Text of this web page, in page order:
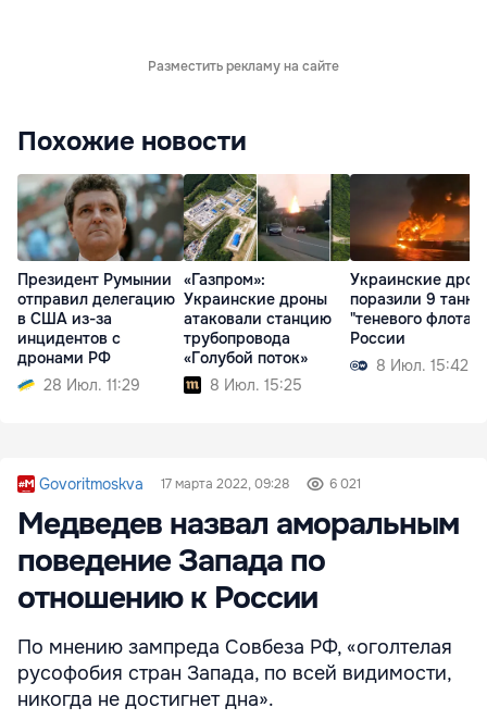
Разместить рекламу на сайте
Похожие новости
Президент Румынии
отправил делегацию
в США из-за
инцидентов с
дронами РФ
28 Июл. 11:29
«Газпром»:
Украинские дроны
атаковали станцию
трубопровода
«Голубой поток»
8 Июл. 15:25
Украинские
поразили 9
"теневого флота"
России
8 Июл. 15:42
Govoritmoskva 17 марта 2022, 09:28 6 021
Медведев назвал аморальным
поведение Запада по
отношению к России
По мнению зампреда Совбеза РФ, «оголтелая
русофобия стран Запада, по всей видимости,
никогда не достигнет дна».